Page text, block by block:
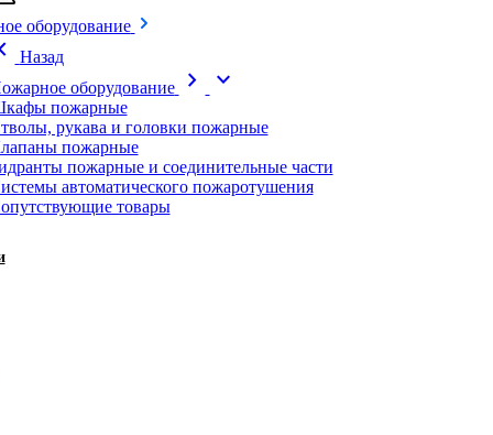
оборудование
Назад
оборудование
chevron_right expand_more
пожарные
рукава и головки пожарные
пожарные
пожарные и соединительные части
автоматического пожаротушения
товары